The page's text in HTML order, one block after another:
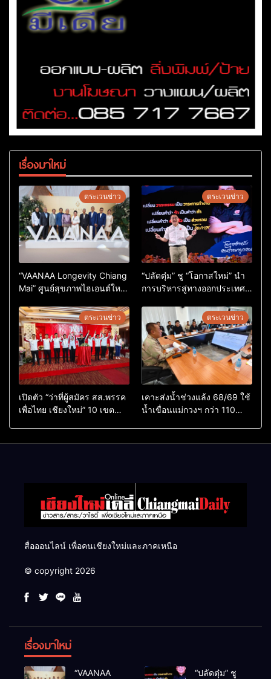
เรื่องมาใหม่
ตระเวนข่าว
“VAANAA Longevity Chiang
Mai” ศูนย์สุขภาพไฮเอนต์ใหญ่
ตระเวนข่าว
“ปลัดตุ๋ม” ชู “โอกาสใหม่” นำ
การบริหารสู่ทางออกประเทศ
ตระเวนข่าว
เปิดตัว “ว่าที่ผู้สมัคร สส.พรรค
เพื่อไทย เชียงใหม่” 10 เขต
ตระเวนข่าว
เคาะส่งน้ำช่วงแล้ง 68/69 ใช้
น้ำเขื่อนแม่กวงฯ กว่า 110
สื่อออนไลน์ เพื่อคนเชียงใหม่และภาคเหนือ
© copyright 2026
เรื่องมาใหม่
“VAANAA “ปลัดตุ๋ม” ชู